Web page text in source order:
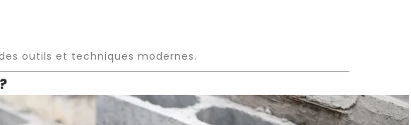
outils et techniques modernes.